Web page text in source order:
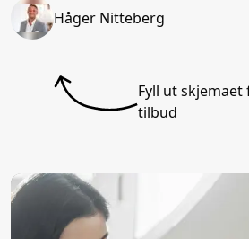
Håger Nitteberg
Fyll ut
tilbud